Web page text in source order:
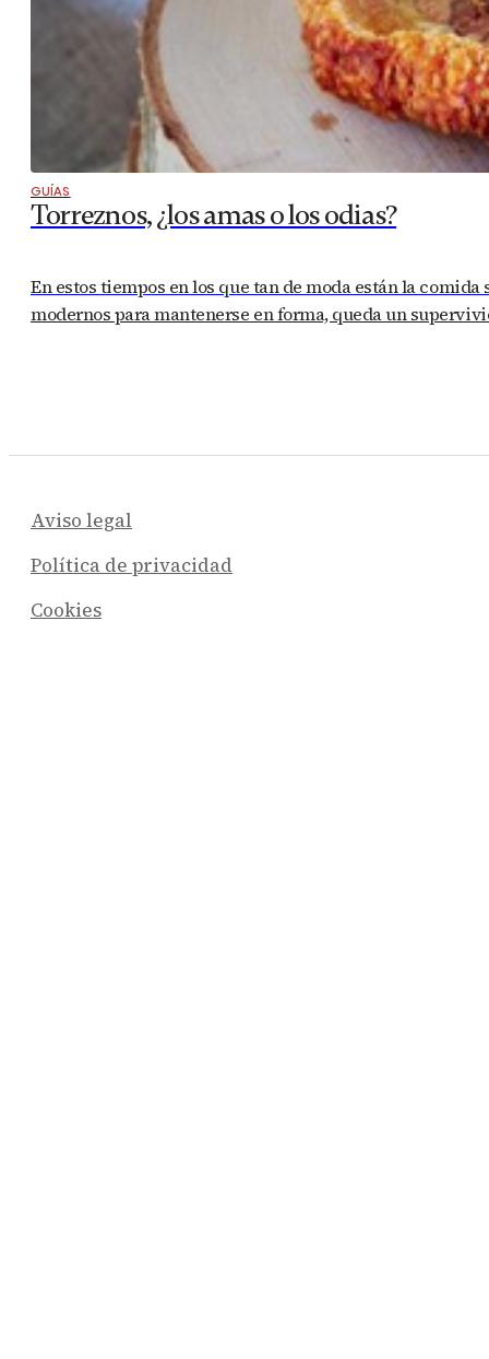
GUÍAS
Torreznos, ¿los amas o los odias?
En estos tiempos en los que tan de moda están la
modernos para mantenerse en forma, queda un
Aviso legal
Política de privacidad
Cookies